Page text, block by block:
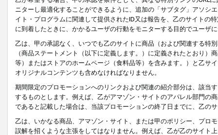
ニターし最適化することができるように、追加の「サブタグ」アソシ
イト・プログラムに関連して提供されたID又は報告を、乙のサイトの
に到着したときに、かかるユーザの行動をモニターする目的でユーザ
乙は、甲の承認なく、いつでも乙のサイトに商品（および関連する特
（商品ステートメント（以下に定義します。）に定義されたとおり
等）またはストアのホームページ（食料品等）を含みます。）と乙サ
オリジナルコンテンツも含めなければなりません。
期間限定のプロモーションへのリンクおよび関連の紹介部分は、該当
するものとします。例えば、乙がアマゾン・サイトのアパレル部門の
であると記載した場合は、当該プロモーションの終了日までに、乙の
乙は、いかなる商品、アマゾン・サイト、または甲のポリシー、プロ
誤解を招くような主張をしてはなりません。例えば、乙が乙のサイト